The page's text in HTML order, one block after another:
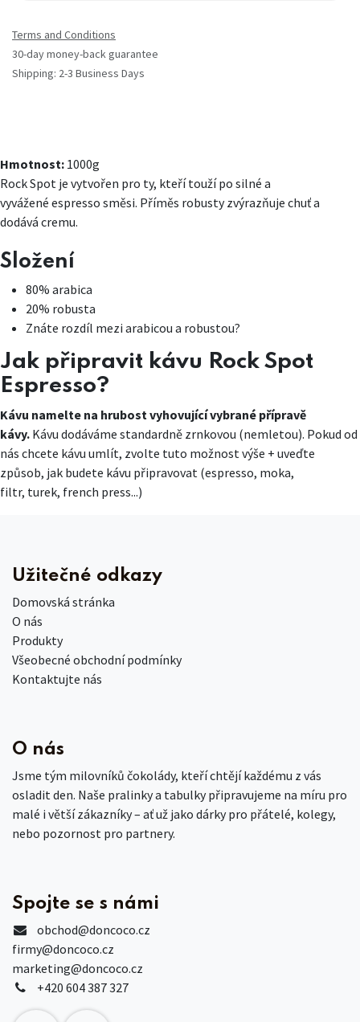
Terms and Conditions
30-day money-back guarantee
Shipping: 2-3 Business Days
Hmotnost: 1000g
Rock Spot je vytvořen pro ty, kteří touží po silné a
vyvážené espresso směsi. Příměs robusty zvýrazňuje chuť a
dodává cremu.
Složení
80% arabica
20% robusta
Znáte rozdíl mezi arabicou a robustou?
Jak připravit kávu Rock Spot
Espresso?
Kávu namelte na hrubost vyhovující vybrané přípravě
kávy. Kávu dodáváme standardně zrnkovou (nemletou). Pokud od
nás chcete kávu umlít, zvolte tuto možnost výše + uveďte
způsob, jak budete kávu připravovat (espresso, moka,
filtr, turek, french press...)
Užitečné odkazy
Domovská stránka
O nás
Produkty
Všeobecné obchodní podmínky
Kontaktujte nás
O nás
Jsme tým milovníků čokolády, kteří chtějí každému z vás
osladit den. Naše pralinky a tabulky připravujeme na míru pro
malé i větší zákazníky – ať už jako dárky pro přátelé, kolegy,
nebo pozornost pro partnery.
Spojte se s námi
obchod@doncoco.cz
firmy@doncoco.cz
marketing@doncoco.cz
+420 604 387 327